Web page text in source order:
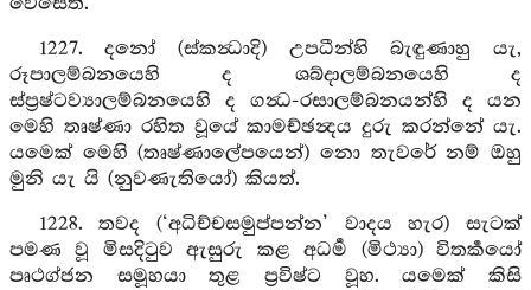
1227. දනෝ (ස්කන්‍ධාදි) උපධීන්හි බැඳුණාහු යැ,
රූපාලම්බනයෙහි ද ශබ්දාලම්බනයෙහි ද
ස්ප්‍රෂ්ටව්‍යාලම්බනයෙහි ද ගන්‍ධ-රසාලම්බනයන්හි ද යන
මෙහි තෘෂ්ණා රහිත වූයේ කාමච්ඡන්‍දය දුරු කරන්නේ යැ.
යමෙක් මෙහි (තෘෂ්ණාලේපයෙන්) නො තැවරේ නම් ඔහු
මුනි යැ යි (නුවණැතියෝ) කියත්.
1228. තවද (‘අධිච්චසමුප්පන්න’ වාදය හැර) සැටක්
පමණ වූ මිසදිටුව ඇසුරු කළ අධර්‍ම (මිථ්‍යා) විතර්‍කයෝ
පෘථග්ජන සමූහයා තුළ ප්‍රවිෂ්ට වූහ. යමෙක් කිසි